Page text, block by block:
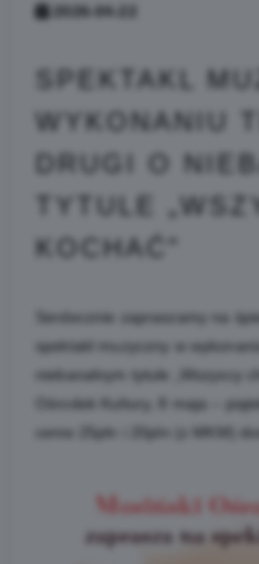
2026-04-22
SPEKTAKL
WYKONANIU
DRUGI O
TYTULE
KOCHAĆ”
Serdecznie zapraszamy na
spektakl muzyczny w
niebanalnym tytule „Wszyscy
Ośrodek Kultury, 8 maja –
cenie 25pln i 20pln (z MKM)